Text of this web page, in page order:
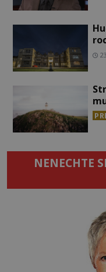
NENECHTE